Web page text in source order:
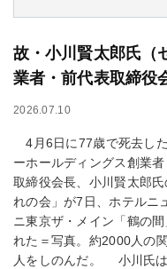
故・小川賢太郎氏（
業者・前代表取締役
2026.07.10
4月6日に77歳で死去し
ーホールディングス創業
取締役会長、小川賢太郎氏
れの会」が7日、ホテルニ
ニ東京ザ・メイン「鶴の
れた＝写真。約2000人の
人をしのんだ。 小川氏